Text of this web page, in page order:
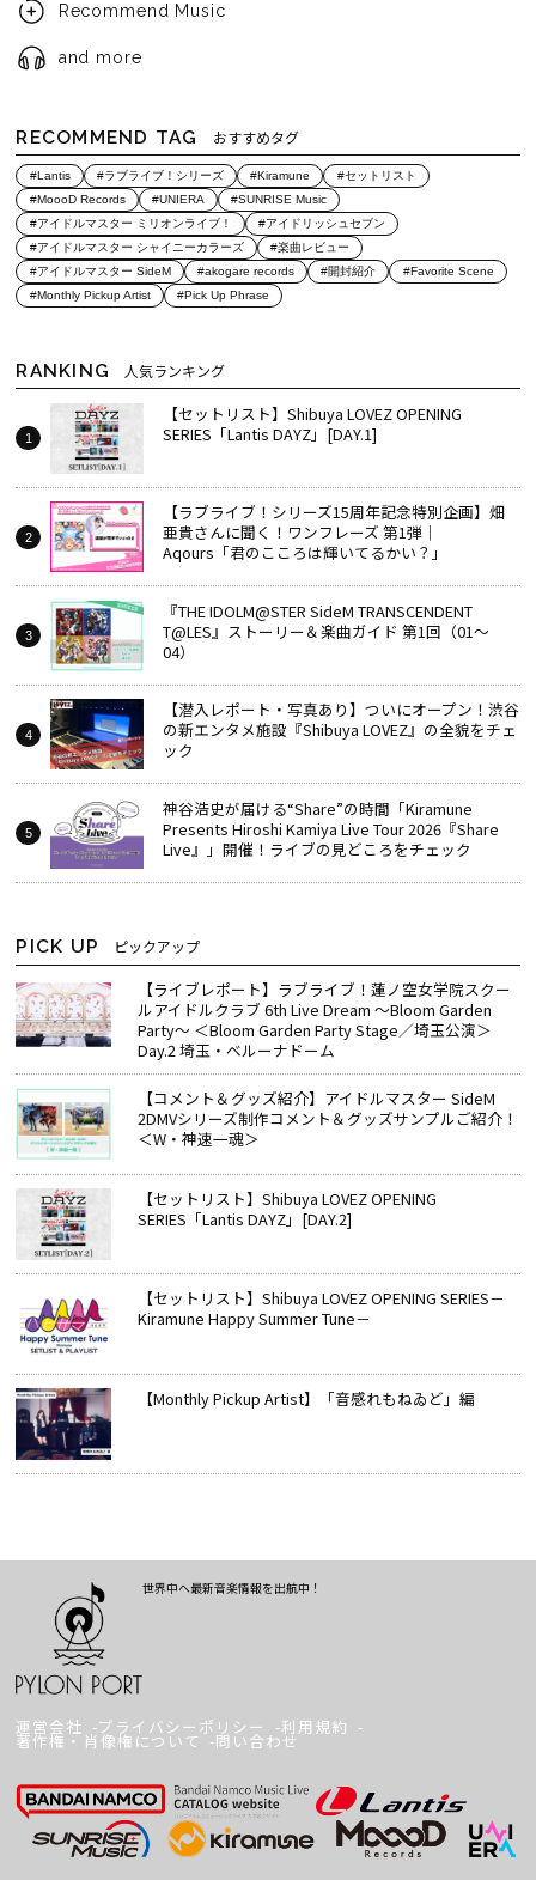
Recommend Music
and more
RECOMMEND TAG おすすめタグ
#Lantis #ラブライブ！シリーズ #Kiramune
#セットリスト
#MoooD Records
#UNIERA
#SUNRISE Music
#アイドルマスター ミリオンライブ！
#アイドリッシュセブン
#アイドルマスター シャイニーカラーズ
#楽曲レビュー
#アイドルマスター SideM
#akogare records #開封紹介
#Favorite Scene
#Monthly Pickup Artist
#Pick Up Phrase
RANKING 人気ランキング
【セットリスト】Shibuya LOVEZ OPENING
SERIES「Lantis DAYZ」[DAY.1]
【ラブライブ！シリーズ15周年記念特別企画】畑
亜貴さんに聞く！ワンフレーズ 第1弾｜
Aqours「君のこころは輝いてるかい？」
『THE IDOLM@STER SideM TRANSCENDENT
T@LES』ストーリー＆楽曲ガイド 第1回（01～
04）
【潜入レポート・写真あり】ついにオープン！渋谷
の新エンタメ施設『Shibuya LOVEZ』の全貌をチェ
ック
神谷浩史が届ける“Share”の時間――「Kiramune
Presents Hiroshi Kamiya Live Tour 2026『Share
Live』」開催！ライブの見どころをチェック
PICK UP ピックアップ
【ライブレポート】ラブライブ！蓮ノ空女学院スクー
ルアイドルクラブ 6th Live Dream ～Bloom Garden
Party～ ＜Bloom Garden Party Stage／埼玉公演＞
Day.2 埼玉・ベルーナドーム
【コメント＆グッズ紹介】アイドルマスター SideM
2DMVシリーズ制作コメント＆グッズサンプルご紹介！
＜W・神速一魂＞
【セットリスト】Shibuya LOVEZ OPENING
SERIES「Lantis DAYZ」[DAY.2]
【セットリスト】Shibuya LOVEZ OPENING SERIES－
Kiramune Happy Summer Tune－
【Monthly Pickup Artist】「音感れもねゐど」編
世界中へ最新音楽情報を出航中！
運営会社 プライバシーポリシー 利用規約
著作権・肖像権について 問い合わせ